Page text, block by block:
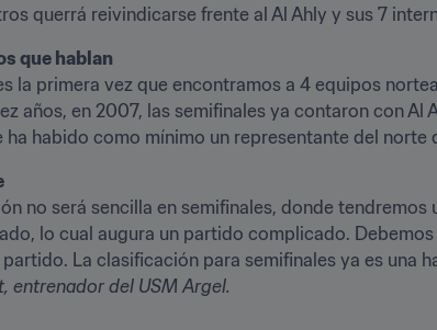
querrá reivindicarse frente al Al Ahly y sus 7
que hablan
la primera vez que encontramos a 4 equipos
años, en 2007, las semifinales ya contaron con Al
ha habido como mínimo un representante del
no será sencilla en semifinales, donde
lo cual augura un partido complicado.
entrenador del USM Argel.